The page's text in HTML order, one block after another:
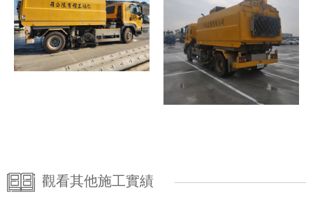
觀看其他施工實績